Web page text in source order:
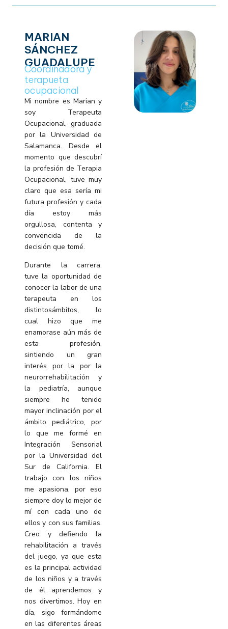
MARIAN
SÁNCHEZ
GUADALUPE
Coordinadora y
terapueta
ocupacional
Mi nombre es Marian y
soy Terapeuta
Ocupacional, graduada
por la Universidad de
Salamanca. Desde el
momento que descubrí
la profesión de Terapia
Ocupacional, tuve muy
claro que esa sería mi
futura profesión y cada
día estoy más
orgullosa, contenta y
convencida de la
decisión que tomé.
Durante la carrera,
tuve la oportunidad de
conocer la labor de una
terapeuta en los
distintosámbitos, lo
cual hizo que me
enamorase aún más de
esta profesión,
sintiendo un gran
interés por la por la
neurorrehabilitación y
la pediatría, aunque
siempre he tenido
mayor inclinación por el
ámbito pediátrico, por
lo que me formé en
Integración Sensorial
por la Universidad del
Sur de California. El
trabajo con los niños
me apasiona, por eso
siempre doy lo mejor de
mí con cada uno de
ellos y con sus familias.
Creo y defiendo la
rehabilitación a través
del juego, ya que esta
es la principal actividad
de los niños y a través
de él aprendemos y
nos divertimos. Hoy en
día, sigo formándome
en las diferentes áreas